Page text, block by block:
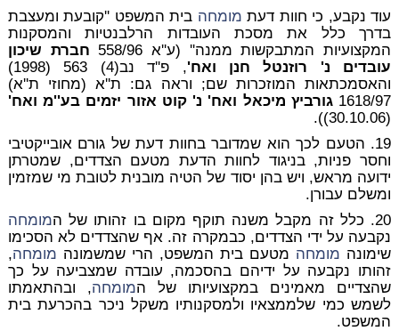
עוד נקבע, כי חוות דעת מומחה בית המשפט ''קובעת ומעצבת
בדרך כלל את מסכת העובדות הרלבנטיות והמסקנות
המקצועיות המתבקשות ממנה'' (ע''א 558/96
חברת שיכון
עובדים נ' רוזנטל חנן ואח'
, פ''ד נב(4) 563 (1998)
והאסמכתאות המוזכרות שם; וראה גם: ת''א (מחוזי ת''א)
1618/97 גורביץ מיכאל ואח' נ' קוט אזור יזמים בע''מ ואח'
(30.10.06)).
19. הטעם לכך הוא שמדובר בחוות דעת של גורם אובייקטיבי
וחסר פניות, בניגוד לחוות הדעת מטעם הצדדים, שמטרתן
ידועה מראש, ויש בהן יסוד של הטיה מובנית לטובת מי שמזמין
ומשלם עבורן.
20. כלל זה מקבל משנה תוקף מקום בו זהותו של ה
מומחה
נקבעה על ידי הצדדים, כבמקרה זה. אף שהצדדים לא הסכימו
שימונה מומחה מטעם בית המשפט, הרי שמשמונה מומחה,
זהותו נקבעה על ידיהם בהסכמה, עובדה שמצביעה על כך
שהצדיים מאמינים במקצועיותו של המומחה, ובהתאמתו
לשמש כמי שלממצאיו ולמסקנותיו משקל ניכר בהכרעת בית
המשפט.